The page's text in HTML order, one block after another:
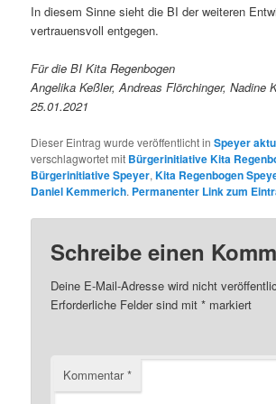
In diesem Sinne sieht die BI der weiteren
vertrauensvoll entgegen.
Für die BI Kita Regenbogen
Angelika Keßler, Andreas Flörchinger, Nadine
25.01.2021
Dieser Eintrag wurde veröffentlicht inSpeyer
verschlagwortet mit Bürgerinitiative Kita
Bürgerinitiative Speyer,Kita Regenbogen
Daniel Kemmerich. Permanenter Link zum
Schreibe einen
Deine E-Mail-Adresse wird nicht
Erforderliche Felder sind mit* markiert
Kommentar*